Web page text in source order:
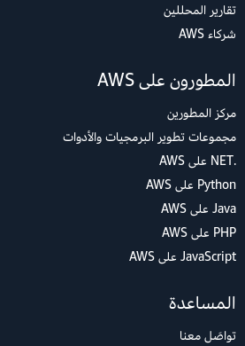
تقارير المحللين
شركاء AWS
المطورون على AWS
مركز المطورين
مجموعات تطوير البرمجيات والأدوات
.NET على AWS
Python على AWS
Java على AWS
PHP على AWS
JavaScript على AWS
المساعدة
تواصَل معنا